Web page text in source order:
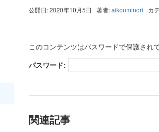
公開日: 2020年10月5日 著者:aikouminori カ
このコンテンツはパスワードで保護され
パスワード:
関連記事